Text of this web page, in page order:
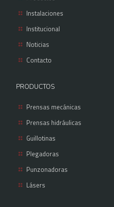
Instalaciones
Institucional
Noticias
Contacto
PRODUCTOS
Prensas mecánicas
Prensas hidráulicas
Guillotinas
Plegadoras
Punzonadoras
Lásers